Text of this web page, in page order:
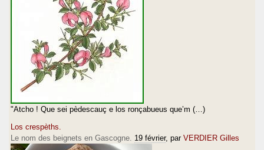
"Atcho ! Que sei pèdescauç e los ronçabueus que’m (…)
Los crespèths.
Le nom des beignets en Gascogne. 19 février, par VERDIER Gilles